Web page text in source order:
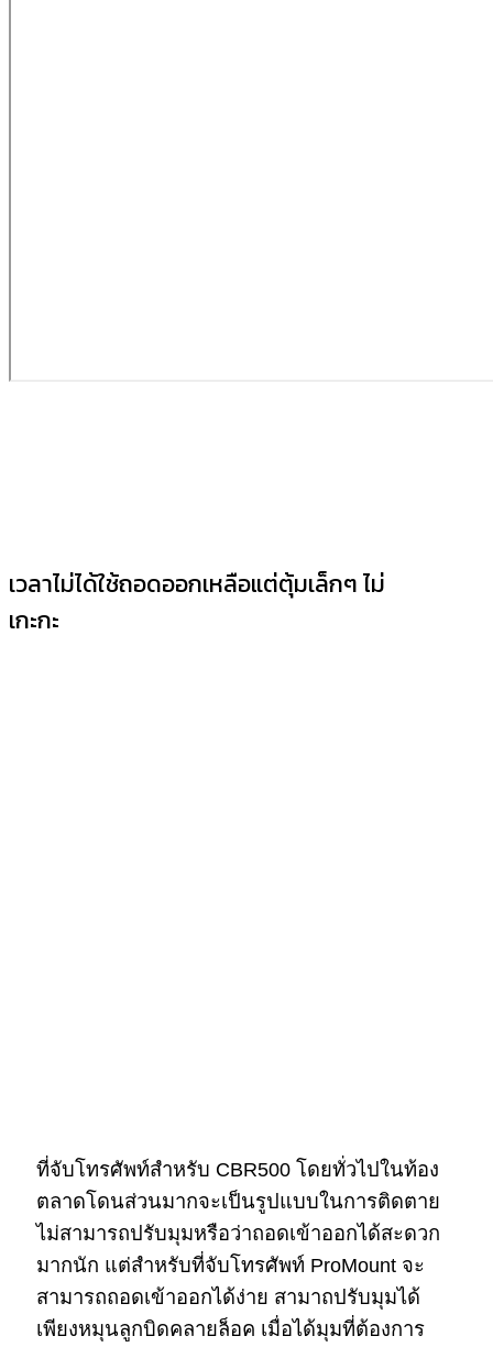
เวลาไม่ได้ใช้ถอดออกเหลือแต่ตุ้มเล็กๆ ไม่
เกะกะ
ที่จับโทรศัพท์สำหรับ CBR500 โดยทั่วไปในท้อง
ตลาดโดนส่วนมากจะเป็นรูปแบบในการติดตาย
ไม่สามารถปรับมุมหรือว่าถอดเข้าออกได้สะดวก
มากนัก แต่สำหรับที่จับโทรศัพท์ ProMount จะ
สามารถถอดเข้าออกได้ง่าย สามาถปรับมุมได้
เพียงหมุนลูกบิดคลายล็อค เมื่อได้มุมที่ต้องการ